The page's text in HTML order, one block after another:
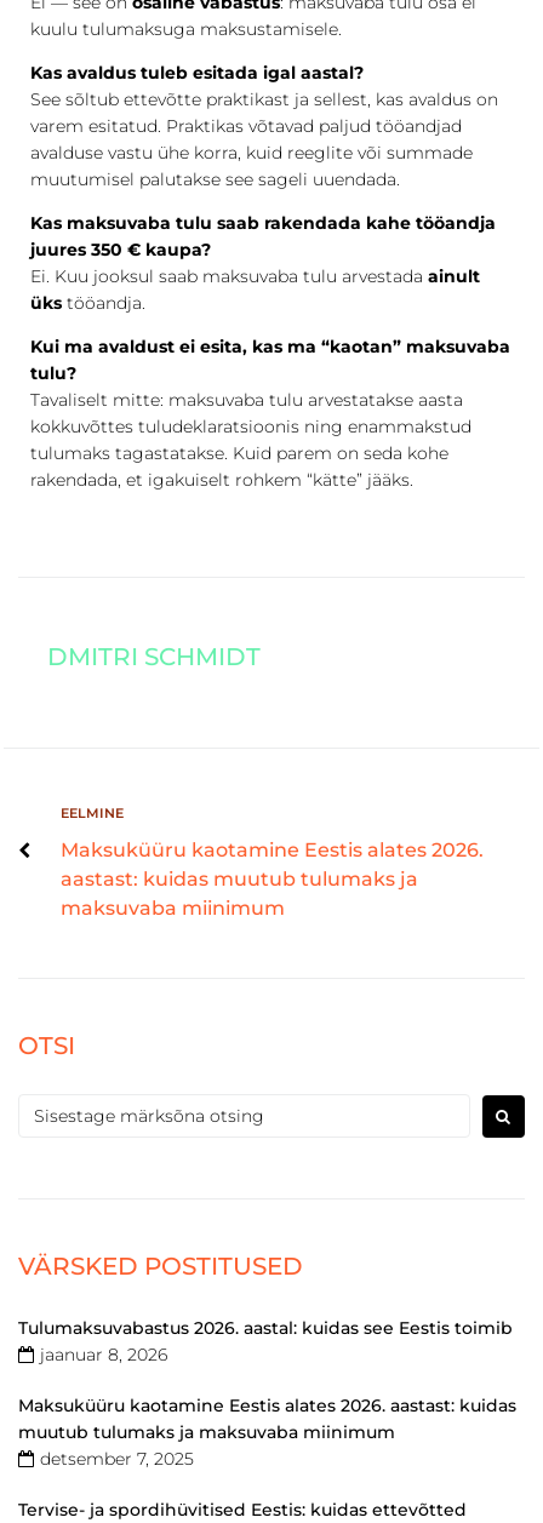
kuulu tulumaksuga maksustamisele.
Kas avaldus tuleb esitada igal aastal?
See sõltub ettevõtte praktikast ja sellest, kas avaldus on
varem esitatud. Praktikas võtavad paljud tööandjad
avalduse vastu ühe korra, kuid reeglite või summade
muutumisel palutakse see sageli uuendada.
Kas maksuvaba tulu saab rakendada kahe tööandja
juures 350 € kaupa?
Ei. Kuu jooksul saab maksuvaba tulu arvestada ainult
üks tööandja.
Kui ma avaldust ei esita, kas ma “kaotan” maksuvaba
tulu?
Tavaliselt mitte: maksuvaba tulu arvestatakse aasta
kokkuvõttes tuludeklaratsioonis ning enammakstud
tulumaks tagastatakse. Kuid parem on seda kohe
rakendada, et igakuiselt rohkem “kätte” jääks.
DMITRI SCHMIDT
EELMINE
Maksuküüru kaotamine Eestis alates 2026.
aastast: kuidas muutub tulumaks ja
maksuvaba miinimum
OTSI
VÄRSKED POSTITUSED
Tulumaksuvabastus 2026. aastal: kuidas see Eestis toimib
jaanuar 8, 2026
Maksuküüru kaotamine Eestis alates 2026. aastast: kuidas
muutub tulumaks ja maksuvaba miinimum
detsember 7, 2025
Tervise- ja spordihüvitised Eestis: kuidas ettevõtted